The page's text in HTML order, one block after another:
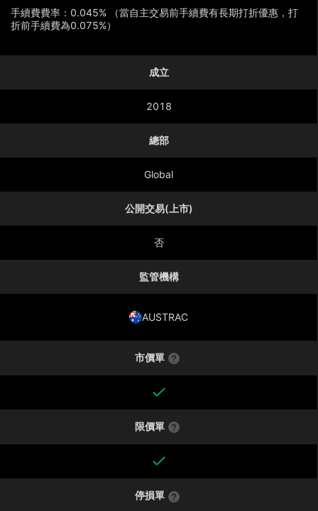
手續費費率：0.045% （當自主交易前手續費有長期打折優惠，打
折前手續費為0.075%）
成立
2018
總部
Global
公開交易(上市)
否
監管機構
AUSTRAC
市價單
限價單
停損單